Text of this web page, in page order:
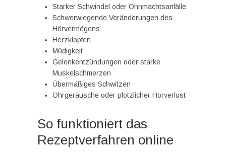
Starker Schwindel oder Ohnmachtsanfälle
Schwerwiegende Veränderungen des
Hörvermögens
Herzklopfen
Müdigkeit
Gelenkentzündungen oder starke
Muskelschmerzen
Übermäßiges Schwitzen
Ohrgeräusche oder plötzlicher Hörverlust
So funktioniert das
Rezeptverfahren online